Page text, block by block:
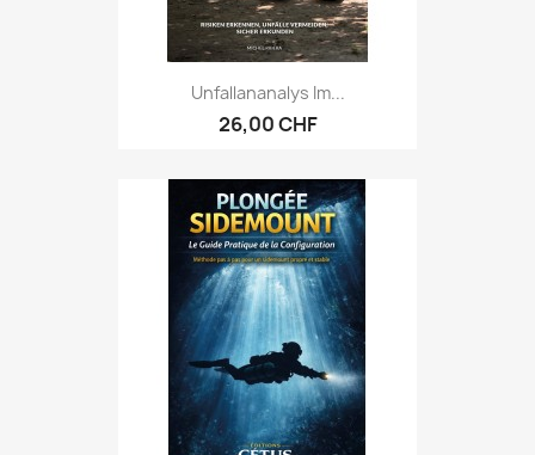
Unfallananalys Im...
26,00 CHF